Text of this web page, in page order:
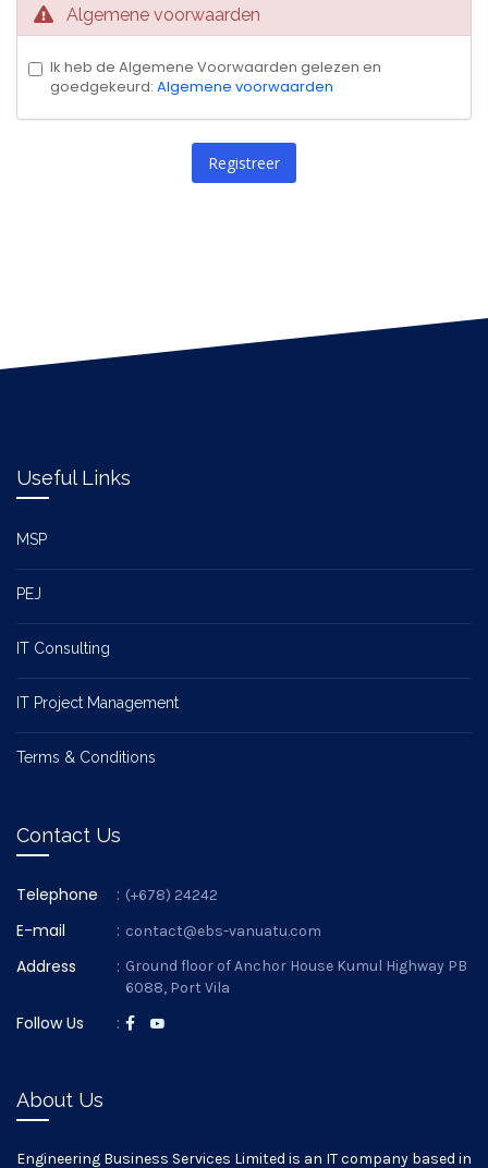
Algemene voorwaarden
Ik heb de Algemene Voorwaarden gelezen en
goedgekeurd: Algemene voorwaarden
Useful Links
MSP
PEJ
IT Consulting
IT Project Management
Terms & Conditions
Contact Us
Telephone : (+678) 24242
E-mail : contact@ebs-vanuatu.com
Address : Ground floor of Anchor House Kumul Highway PB
6088, Port Vila
Follow Us :
About Us
Engineering Business Services Limited is an IT company based in